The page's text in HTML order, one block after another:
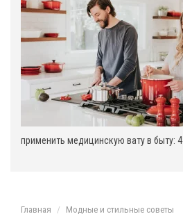
применить медицинскую вату в быту:
Главная Модные и стильные советы